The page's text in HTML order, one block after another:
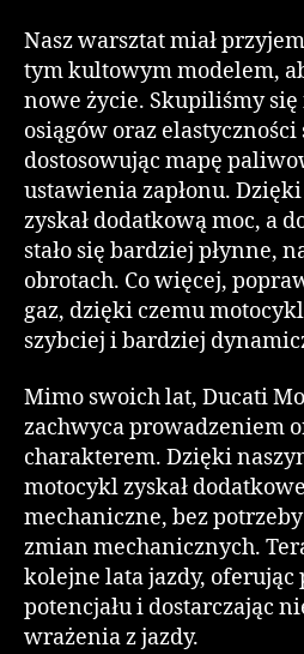
Nasz warsztat miał
tym kultowym modelem,
nowe życie. Skupiliśmy
osiągów oraz
dostosowując mapę
ustawienia zapłonu.
zyskał dodatkową moc, a
stało się bardziej płynne,
obrotach. Co więcej,
gaz, dzięki czemu
szybciej i bardziej
Mimo swoich lat, Ducati
zachwyca prowadzeniem
charakterem. Dzięki
motocykl zyskał
mechaniczne, bez
zmian mechanicznych.
kolejne lata jazdy, oferując
potencjału i dostarczając
wrażenia z jazdy.